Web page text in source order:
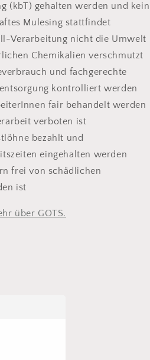
(kbT) gehalten werden und kein
Mulesing stattfindet
Verarbeitung nicht die Umwelt
Chemikalien verschmutzt
und fachgerechte
kontrolliert werden
fair behandelt werden
verboten ist
bezahlt und
eingehalten werden
frei von schädlichen
ist
über GOTS.